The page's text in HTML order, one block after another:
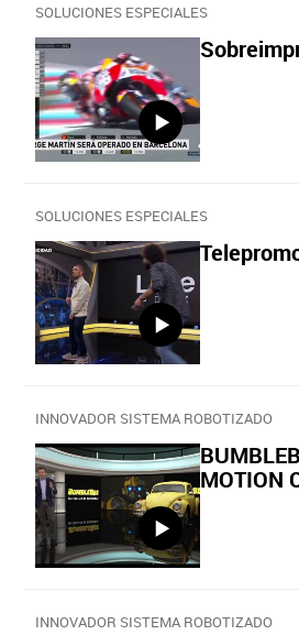
SOLUCIONES ESPECIALES
SOLUCIONES ESPECIALES
INNOVADOR SISTEMA ROBOTIZADO
MOTION
INNOVADOR SISTEMA ROBOTIZADO